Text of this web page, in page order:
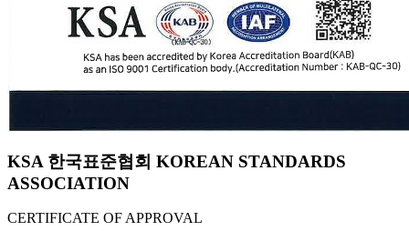
KSA 한국표준협회 KOREAN STANDARDS
ASSOCIATION
CERTIFICATE OF APPROVAL